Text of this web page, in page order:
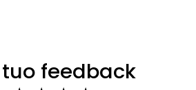
feedback